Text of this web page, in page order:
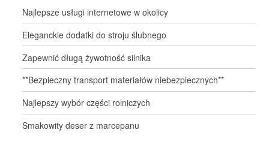
Najlepsze usługi internetowe w okolicy
Eleganckie dodatki do stroju ślubnego
Zapewnić długą żywotność silnika
**Bezpieczny transport materiałów niebezpiecznych**
Najlepszy wybór części rolniczych
Smakowity deser z marcepanu